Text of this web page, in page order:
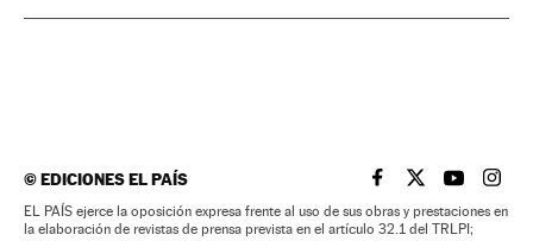
©EDICIONES EL PAÍS EL PAÍS BRASIL EN
EL PAÍSEL PAÍS
EL
EL PAÍS ejerce la oposición expresa frente al uso de sus obras y prestaciones en
la elaboración de revistas de prensa prevista en el artículo 32.1 del TRLPI;